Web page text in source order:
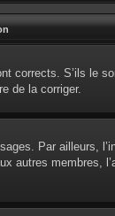
S’ils le
de la corriger.
Par ailleurs,
autres membres,